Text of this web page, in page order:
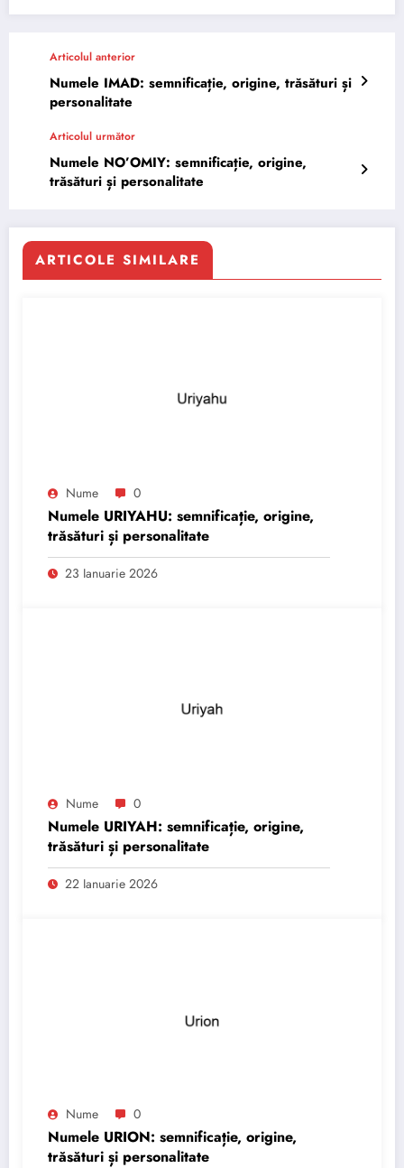
Articolul anterior
Numele IMAD: semnificație, origine, trăsături și
personalitate
Articolul următor
Numele NO’OMIY: semnificație, origine,
trăsături și personalitate
ARTICOLE SIMILARE
Nume 0
Numele URIYAHU: semnificație, origine,
trăsături și personalitate
23 Ianuarie 2026
Nume 0
Numele URIYAH: semnificație, origine,
trăsături și personalitate
22 Ianuarie 2026
Nume 0
Numele URION: semnificație, origine,
trăsături și personalitate